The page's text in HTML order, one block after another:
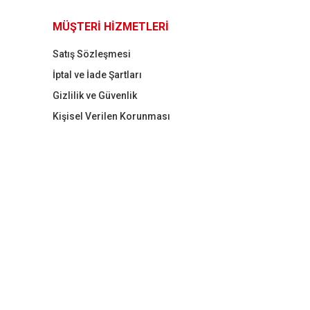
MÜŞTERİ HİZMETLERİ
Satış Sözleşmesi
İptal ve İade Şartları
Gizlilik ve Güvenlik
Kişisel Verilen Korunması